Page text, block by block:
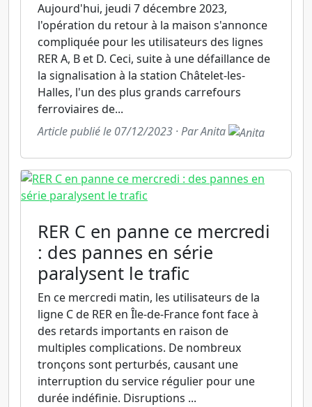
Aujourd'hui, jeudi 7 décembre 2023,
l'opération du retour à la maison s'annonce
compliquée pour les utilisateurs des lignes
RER A, B et D. Ceci, suite à une défaillance de
la signalisation à la station Châtelet-les-
Halles, l'un des plus grands carrefours
ferroviaires de...
Article publié le 07/12/2023 · Par Anita
RER C en panne ce mercredi
: des pannes en série
paralysent le trafic
En ce mercredi matin, les utilisateurs de la
ligne C de RER en Île-de-France font face à
des retards importants en raison de
multiples complications. De nombreux
tronçons sont perturbés, causant une
interruption du service régulier pour une
durée indéfinie. Disruptions ...